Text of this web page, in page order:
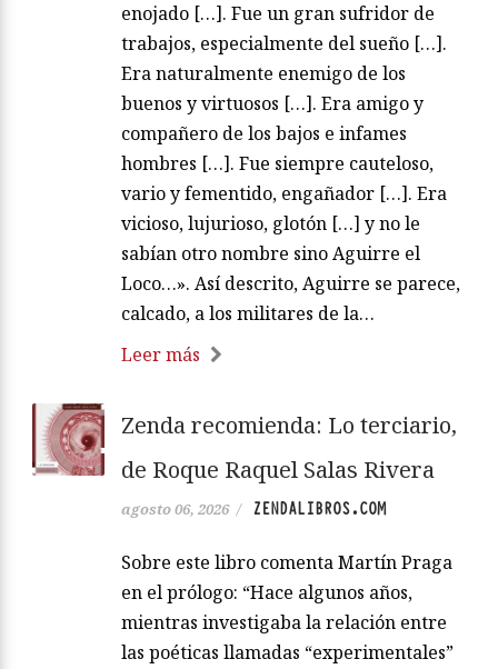
enojado […]. Fue un gran sufridor de
trabajos, especialmente del sueño […].
Era naturalmente enemigo de los
buenos y virtuosos […]. Era amigo y
compañero de los bajos e infames
hombres […]. Fue siempre cauteloso,
vario y fementido, engañador […]. Era
vicioso, lujurioso, glotón […] y no le
sabían otro nombre sino Aguirre el
Loco…». Así descrito, Aguirre se parece,
calcado, a los militares de la…
Leer más
Zenda recomienda: Lo terciario,
de Roque Raquel Salas Rivera
agosto 06, 2026 / ZENDALIBROS.COM
Sobre este libro comenta Martín Praga
en el prólogo: “Hace algunos años,
mientras investigaba la relación entre
las poéticas llamadas “experimentales”